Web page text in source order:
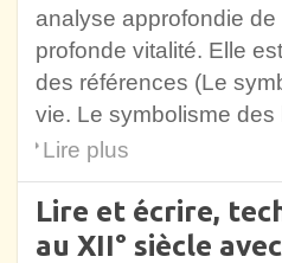
analyse approfondie
profonde vitalité. Elle
des références (Le
vie. Le symbolisme des
Lire plus
Lire et écrire,
au XII° siècle